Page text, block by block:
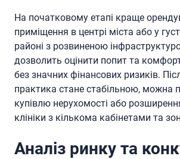
На початковому етапі краще
приміщення в центрі міста або у
районі з розвиненою
дозволить оцінити попит та
без значних фінансових ризиків.
практика стане стабільною, можна
купівлю нерухомості або
клініки з кількома кабінетами та
Аналіз ринку та